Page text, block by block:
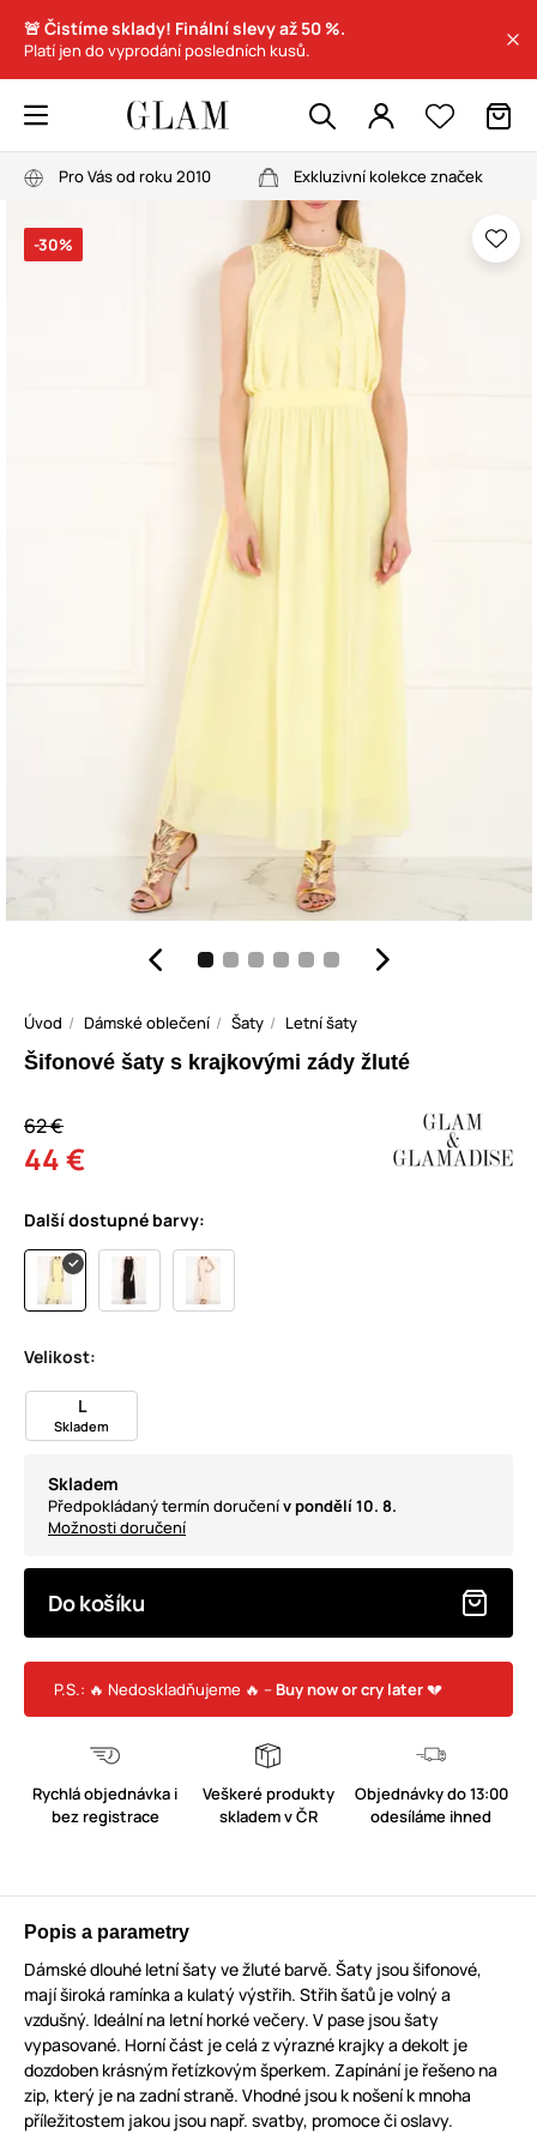
🚨 Čistíme sklady! Finální slevy až 50 %.
Platí jen do vyprodání posledních kusů.
Pro Vás od roku 2010 Exkluzivní kolekce značek
-30%
Úvod Dámské oblečení Šaty Letní šaty
Šifonové šaty s krajkovými zády žluté
62 €
44 €
Další dostupné barvy:
Velikost:
L
Skladem
Skladem
Předpokládaný termín doručenív pondělí 10. 8.
Možnosti doručení
Do košíku
P.S.: 🔥 Nedoskladňujeme 🔥 – Buy now or cry later💔
Rychlá objednávka i
bez registrace
Veškeré produkty
skladem v ČR
Objednávky do 13:00
odesíláme ihned
Popis a parametry
Dámské dlouhé letní šaty ve žluté barvě. Šaty jsou šifonové,
mají široká ramínka a kulatý výstřih. Střih šatů je volný a
vzdušný. Ideální na letní horké večery. V pase jsou šaty
vypasované. Horní část je celá z výrazné krajky a dekolt je
dozdoben krásným řetízkovým šperkem. Zapínání je řešeno na
zip, který je na zadní straně. Vhodné jsou k nošení k mnoha
příležitostem jakou jsou např. svatby, promoce či oslavy.